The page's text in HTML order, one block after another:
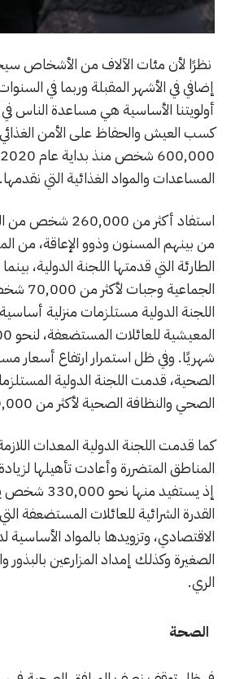
نظرًا لأن مئات الآلاف من الأشخاص
إضافي في الأشهر المقبلة وربما في
أولويتنا الأساسية هي مساعدة الناس
كسب العيش والحفاظ على الأمن
المساعدات والمواد الغذائية التي نقدمها.
استفاد أكثر من
من بينهم المسنون وذوو الإعاقة، من
الطارئة التي قدمتها اللجنة الدولية،
اللجنة الدولية مستلزمات منزلية
شهريًا. وفي ظل استمرار ارتفاع أسعار
الصحية، قدمت اللجنة الدولية
الصحي والنظافة الصحية لأكثر من 200,000 نازح.
كما قدمت اللجنة الدولية المعدات
المناطق المتضررة وأعادت تأهيلها
إذ يستفيد
القدرة الشرائية للعائلات المستضعفة
الاقتصادي، وتزويدها بالمواد الأساسية
الصغيرة وكذلك إمداد المزارعين
الري.
الصحة